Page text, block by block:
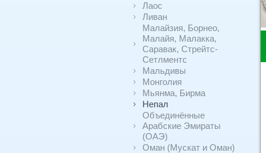
Лаос
Ливан
Малайзия, Борнео,
Малайя, Малакка,
Саравак, Стрейтс-
Сетлментс
Мальдивы
Монголия
Мьянма, Бирма
Непал
Объединённые
Арабские Эмираты
(ОАЭ)
Оман (Мускат и Оман)